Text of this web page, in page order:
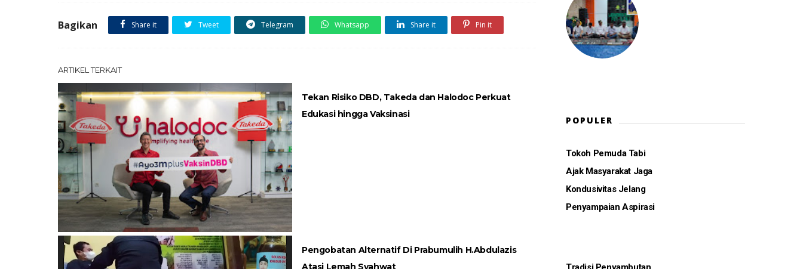
Bagikan Share it Tweet Telegram Whatsapp Share it Pin it
ARTIKEL TERKAIT
Tekan Risiko DBD, Takeda dan Halodoc Perkuat
Edukasi hingga Vaksinasi
Pengobatan Alternatif Di Prabumulih H.Abdulazis
Atasi Lemah Syahwat
POPULER
Tokoh Pemuda Tabi
Ajak Masyarakat Jaga
Kondusivitas Jelang
Penyampaian Aspirasi